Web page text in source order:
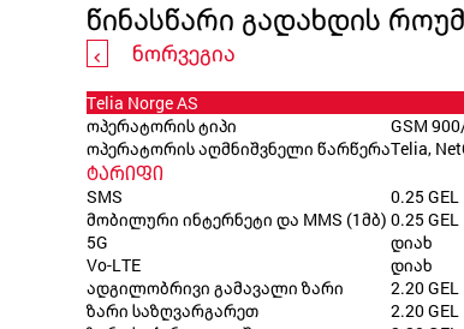
წინასწარი გადახდის
ნორვეგია
Telia Norge AS
ოპერატორის ტიპი
GSM
ოპერატორის აღმნიშვნელი წარწერაTelia,
ტარიფი
SMS
0.25 GEL
მობილური ინტერნეტი და MMS (1მბ) 0.25
5G
დიახ
Vo-LTE
დიახ
ადგილობრივი გამავალი ზარი
2.20 GEL
ზარი საზღვარგარეთ
2.20 GEL